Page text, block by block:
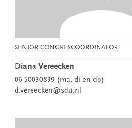
SENIOR CONGRESCOÖRDINATOR
Diana Vereecken
06-50030839 (ma, di en do)
d.vereecken@sdu.nl